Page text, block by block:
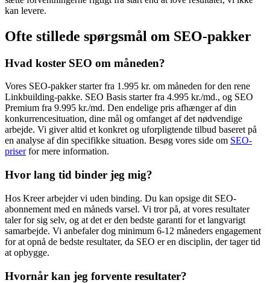
kan levere.
Ofte stillede spørgsmål om SEO-pakker
Hvad koster SEO om måneden?
Vores SEO-pakker starter fra 1.995 kr. om måneden for den rene
Linkbuilding-pakke. SEO Basis starter fra 4.995 kr./md., og SEO
Premium fra 9.995 kr./md. Den endelige pris afhænger af din
konkurrencesituation, dine mål og omfanget af det nødvendige
arbejde. Vi giver altid et konkret og uforpligtende tilbud baseret på
en analyse af din specifikke situation. Besøg vores side om SEO-
priserfor mere information.
Hvor lang tid binder jeg mig?
Hos Kreer arbejder vi uden binding. Du kan opsige dit SEO-
abonnement med en måneds varsel. Vi tror på, at vores resultater
taler for sig selv, og at det er den bedste garanti for et langvarigt
samarbejde. Vi anbefaler dog minimum 6-12 måneders engagement
for at opnå de bedste resultater, da SEO er en disciplin, der tager tid
at opbygge.
Hvornår kan jeg forvente resultater?